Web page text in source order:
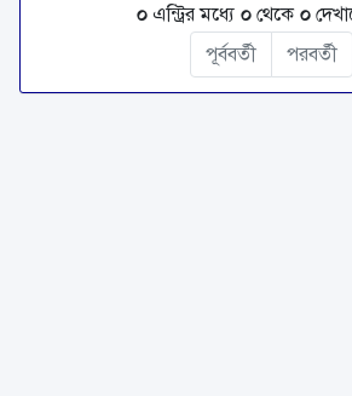
০এন্ট্রির মধ্যে ০থেকে ০
পূর্ববর্তী
পরবর্তী